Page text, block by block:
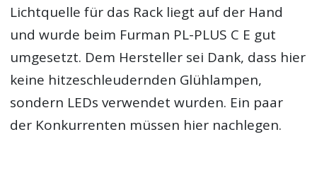
Lichtquelle für das Rack liegt auf der Hand
und wurde beim Furman PL-PLUS C E gut
umgesetzt. Dem Hersteller sei Dank, dass hier
keine hitzeschleudernden Glühlampen,
sondern LEDs verwendet wurden. Ein paar
der Konkurrenten müssen hier nachlegen.